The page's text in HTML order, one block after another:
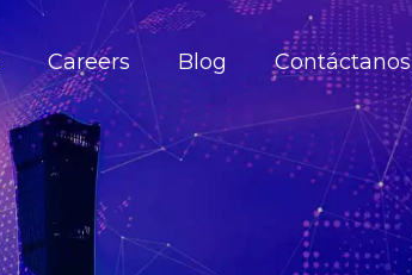
Careers Blog Contáctanos